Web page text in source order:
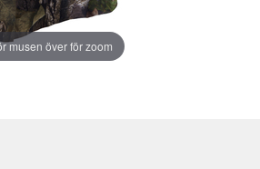
musen över för zoom